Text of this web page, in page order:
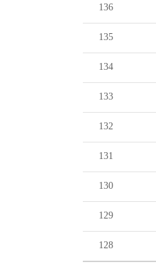
136
135
134
133
132
131
130
129
128